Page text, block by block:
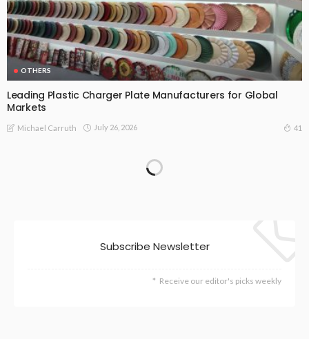
OTHERS
Leading Plastic Charger Plate Manufacturers for Global
Markets
Michael Carruth July 26, 2026 41
Subscribe Newsletter
Receive our editor's picks weekly